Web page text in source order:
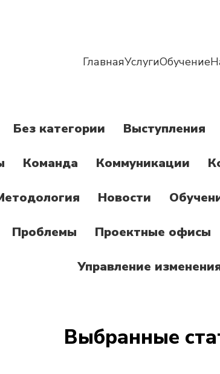
ГлавнаяУслугиОбучение
Без категории Выступления
Команда Коммуникации
Новости
Проблемы Проектные офисы
Управление
Выбранные